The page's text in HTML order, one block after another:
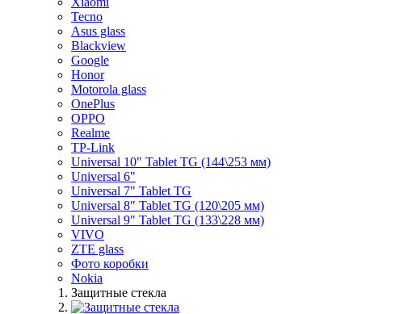
Tecno
Asus glass
Blackview
Google
Honor
Motorola glass
OnePlus
OPPO
Realme
TP-Link
Universal 10" Tablet TG (144\253 мм)
Universal 6"
Universal 7" Tablet TG
Universal 8" Tablet TG (120\205 мм)
Universal 9" Tablet TG (133\228 мм)
VIVO
ZTE glass
Фото коробки
Nokia
Защитные стекла